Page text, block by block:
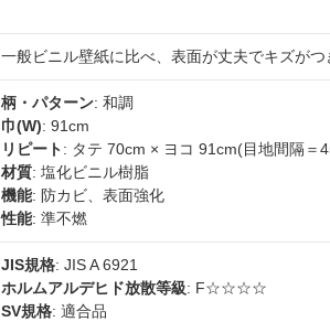
一般ビニル壁紙に比べ、表面が丈夫でキズがつ
柄・パターン: 和調
巾(W): 91cm
リピート: タテ 70cm × ヨコ 91cm(目地間隔＝
材質: 塩化ビニル樹脂
機能: 防カビ、表面強化
性能: 準不燃
JIS規格: JIS A 6921
ホルムアルデヒド放散等級: F☆☆☆☆
SV規格: 適合品